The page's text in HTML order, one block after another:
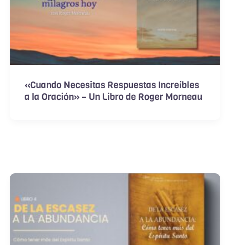
«Cuando Necesitas Respuestas Increíbles
a la Oración» – Un Libro de Roger Morneau